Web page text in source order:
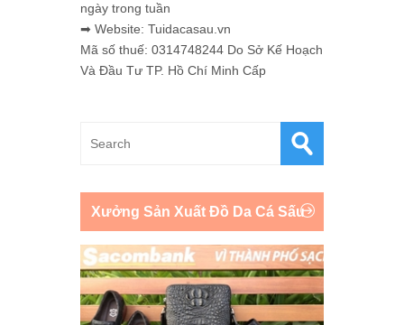
ngày trong tuần
➡ Website: Tuidacasau.vn
Mã số thuế: 0314748244 Do Sở Kế Hoạch
Và Đầu Tư TP. Hồ Chí Minh Cấp
Xưởng Sản Xuất Đồ Da Cá Sấu